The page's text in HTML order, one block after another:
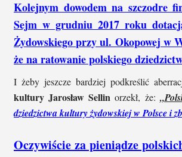
Kolejnym dowodem na szczodre
Sejm w grudniu 2017 roku
Żydowskiego przy ul. Okopowej w
że na ratowanie polskiego
I żeby jeszcze bardziej podkreślić
kultury Jarosław Sellin orzekł, że:
dziedzictwa kultury żydowskiej w Polsce i
Oczywiście za pieniądze